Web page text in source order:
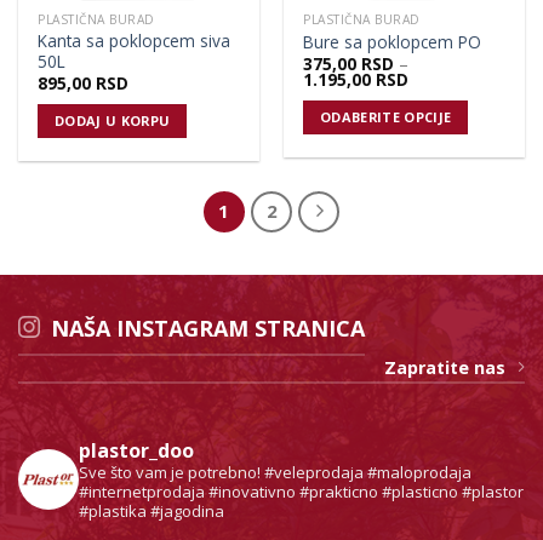
PLASTIČNA BURAD
Kanta sa poklopcem siva
50L
895,00 RSD
DODAJ U KORPU
PLASTIČNA BURAD
Bure sa poklopcem PO
375,00 RSD –
1.195,00 RSD
ODABERITE OPCIJE
1 2
NAŠA INSTAGRAM STRANICA
Zapratite nas
plastor_doo
Sve što vam je potrebno! #veleprodaja #maloprodaja
#internetprodaja #inovativno #prakticno #plasticno #plastor
#plastika #jagodina